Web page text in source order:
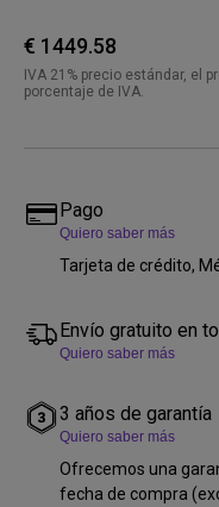
€ 1449.58
IVA 21% precio estándar, el
porcentaje de IVA.
Pago
Quiero saber más
Tarjeta de crédito,
Envío gratuito en
Quiero saber más
3 años de garantía
Quiero saber más
Ofrecemos una
fecha de compra